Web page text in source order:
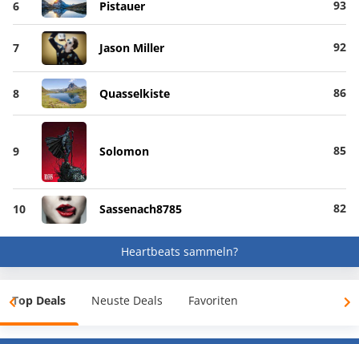
6 Pistauer 93
7 Jason Miller 92
8 Quasselkiste 86
9 Solomon 85
10 Sassenach8785 82
Heartbeats sammeln?
Top Deals Neuste Deals Favoriten